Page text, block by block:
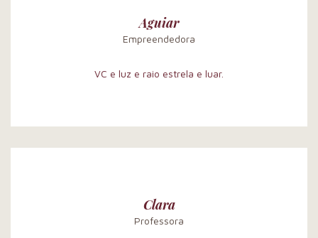
Aguiar
Empreendedora
VC e luz e raio estrela e luar.
Clara
Professora